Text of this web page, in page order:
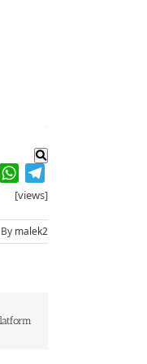
.
[views]
By malek2